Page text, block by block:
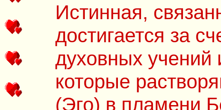
Истинная,
достигается за
духовных учений
которые
(Эго) в пламени